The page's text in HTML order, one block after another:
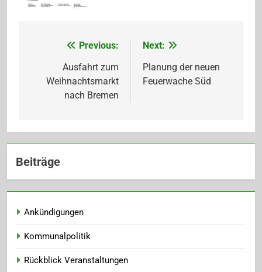
Beitragsnavigation
Previous:
Ausfahrt zum
Weihnachtsmarkt
nach Bremen
Next:
Planung der neuen
Feuerwache Süd
Beiträge
Ankündigungen
Kommunalpolitik
Rückblick Veranstaltungen